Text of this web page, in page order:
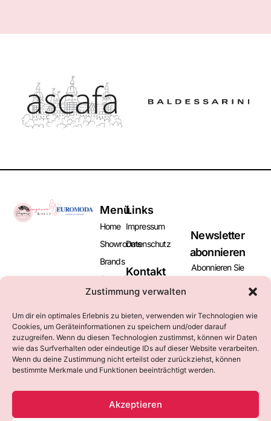
Zustimmung verwalten
Um dir ein optimales Erlebnis zu bieten, verwenden wir Technologien wie
Cookies, um Geräteinformationen zu speichern und/oder darauf
zuzugreifen. Wenn du diesen Technologien zustimmst, können wir Daten
wie das Surfverhalten oder eindeutige IDs auf dieser Website verarbeiten.
Wenn du deine Zustimmung nicht erteilst oder zurückziehst, können
bestimmte Merkmale und Funktionen beeinträchtigt werden.
Akzeptieren
Menü
Home
Showrooms
Brands
Aussteller
Besucher
News
Kataloge
Kontakt
Links
Impressum
Datenschutz
Kontakt
169016
marketing@euromoda-
neuss.de
Newsletter
abonnieren
Abonnieren Sie
kommende Messen
und Events.